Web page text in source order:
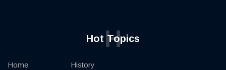
Hot Topics
H
Home
History